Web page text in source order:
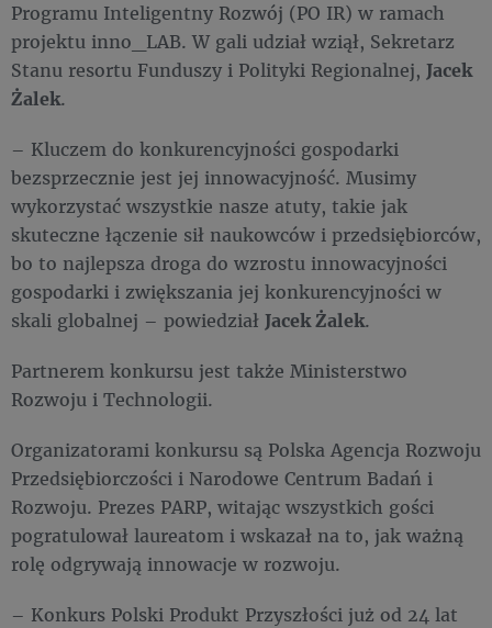
Programu Inteligentny Rozwój (PO IR) w ramach
projektu inno_LAB. W gali udział wziął, Sekretarz
Stanu resortu Funduszy i Polityki Regionalnej, Jacek
Żalek.
– Kluczem do konkurencyjności gospodarki
bezsprzecznie jest jej innowacyjność. Musimy
wykorzystać wszystkie nasze atuty, takie jak
skuteczne łączenie sił naukowców i przedsiębiorców,
bo to najlepsza droga do wzrostu innowacyjności
gospodarki i zwiększania jej konkurencyjności w
skali globalnej – powiedział Jacek Żalek.
Partnerem konkursu jest także Ministerstwo
Rozwoju i Technologii.
Organizatorami konkursu są Polska Agencja Rozwoju
Przedsiębiorczości i Narodowe Centrum Badań i
Rozwoju. Prezes PARP, witając wszystkich gości
pogratulował laureatom i wskazał na to, jak ważną
rolę odgrywają innowacje w rozwoju.
– Konkurs Polski Produkt Przyszłości już od 24 lat